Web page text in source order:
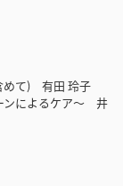
めて) 有田 玲子
ンによるケア～ 井